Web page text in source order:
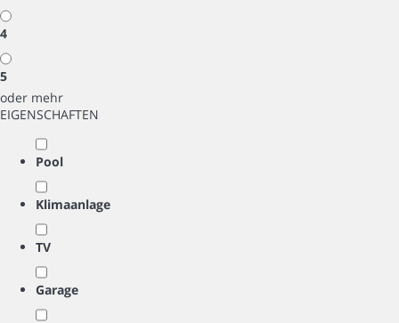
4
5
oder mehr
EIGENSCHAFTEN
Pool
Klimaanlage
TV
Garage